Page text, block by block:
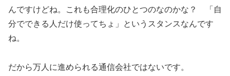
んですけどね。これも合理化のひとつのなのかな？ 「自
分でできる人だけ使ってちょ」というスタンスなんです
ね。
だから万人に進められる通信会社ではないです。